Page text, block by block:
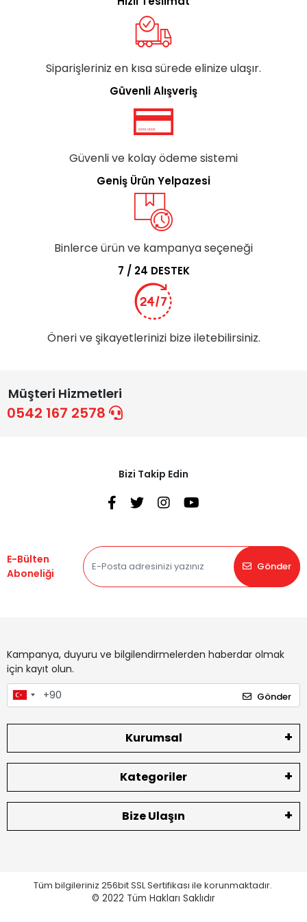
Siparişleriniz en kısa sürede elinize ulaşır.
Güvenli Alışveriş
Güvenli ve kolay ödeme sistemi
Geniş Ürün Yelpazesi
Binlerce ürün ve kampanya seçeneği
7 / 24 DESTEK
Öneri ve şikayetlerinizi bize iletebilirsiniz.
Müşteri Hizmetleri
0542 167 2578
Bizi Takip Edin
E-Bülten
Aboneliği
Gönder
Kampanya, duyuru ve bilgilendirmelerden haberdar olmak
için kayıt olun.
Gönder
Kurumsal
Kategoriler
Bize Ulaşın
Tüm bilgileriniz 256bit SSL Sertifikası ile korunmaktadır.
© 2022 Tüm Hakları Saklıdır